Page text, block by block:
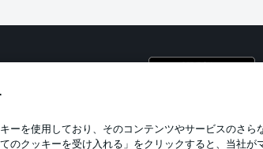
を使用しており、そのコンテンツやサービスのさら
クッキーを受け入れる」をクリックすると、当社が